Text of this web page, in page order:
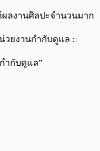
ลงานศิลปะจำนวนมาก
วยงานกำกับดูแล :
ำกับดูแล”